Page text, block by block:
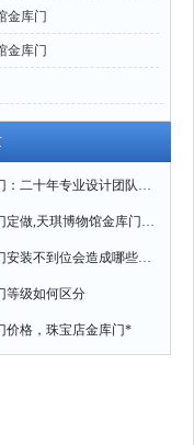
金库门
金库门
博物馆金库门：二十年专业设计团队为您量身定制
博物馆金库门定做,天琪博物馆金库门厂家设计
博物馆金库门安装不到位会造成哪些问题
等级如何区分
价格，珠宝店金库门*